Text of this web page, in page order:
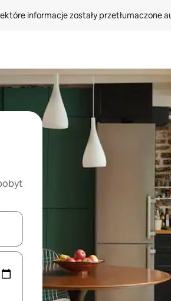
informacje zostały przetłumaczone
po nich za pomocą klawiszy strzałek w